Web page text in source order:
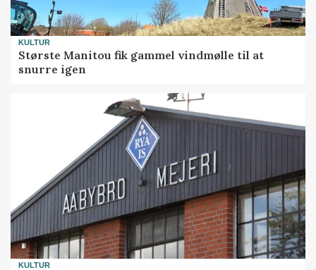
KULTUR
Største Manitou fik gammel vindmølle til at
snurre igen
KULTUR